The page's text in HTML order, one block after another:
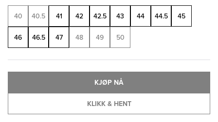
40 40.5 41 42 42.5 43 44 44.5 45
46 46.5 47 48 49 50
KLIKK & HENT
KJØP NÅ